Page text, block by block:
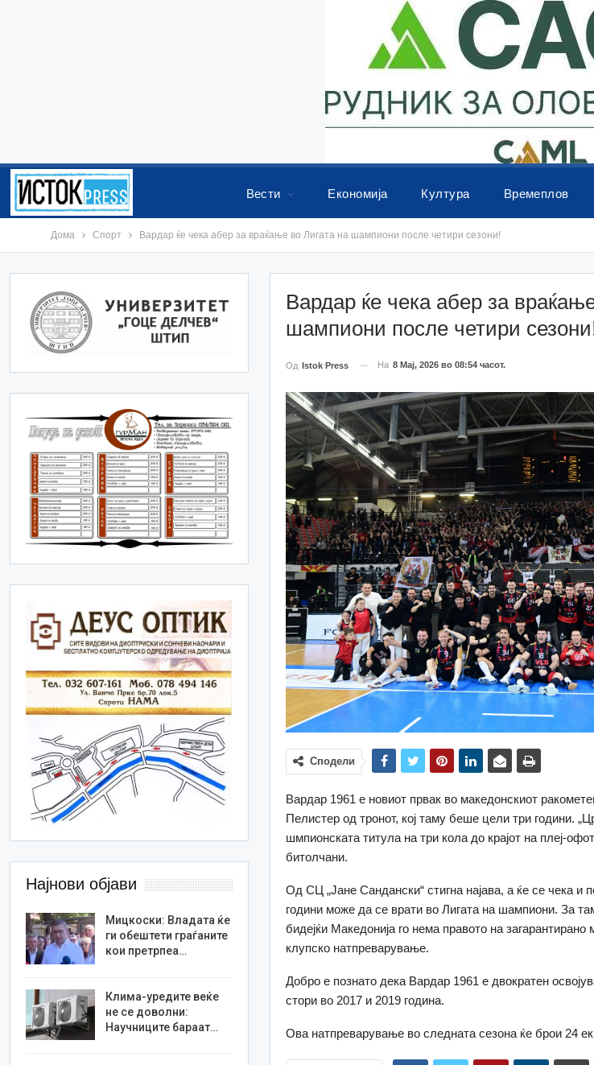
Вести Економија Култура Времеплов
Дома Спорт Вардар ќе чека абер за враќање во Лигата на шампиони после четири сезони!
Вардар ќе чека абер за
шампиони после четири
Од Istok Press На 8 Мај, 2026 во 08:54 часот.
Сподели
Вардар 1961 е новиот првак во македонскиот
Пелистер од тронот, кој таму беше цели три години.
шмпионската титула на три кола до крајот на плеј-
битолчани.
Од СЦ „Јане Сандански“ стигна најава, а ќе се чека и
години може да се врати во Лигата на шампиони. За
бидејќи Македонија го нема правото на загарантирано
клупско натпреварување.
Добро е познато дека Вардар 1961 е двократен
стори во 2017 и 2019 година.
Ова натпреварување во следната сезона ќе брои 24
Најнови објави
Мицкоски: Владата ќе
ги обештети граѓаните
кои претрпеа…
Клима-уредите веќе
не се доволни:
Научниците бараат…